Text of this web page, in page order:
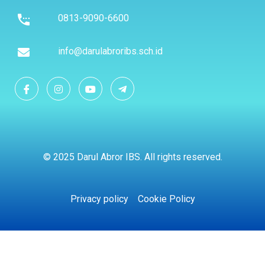
0813-9090-6600
info@darulabroribs.sch.id
© 2025 Darul Abror IBS. All rights reserved.
Privacy policy Cookie Policy